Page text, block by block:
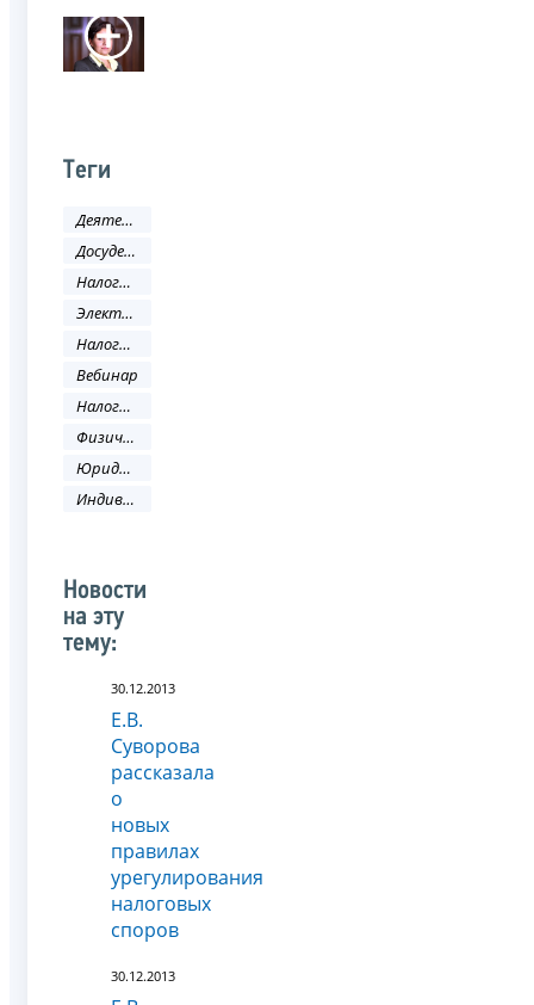
Теги
Деятельность ФНС
Досудебное урегулирование налоговых споров
Налоговое законодательство
Электронные услуги
Налоговый кодекс
Вебинар
Налоговая политика и практика
Физическое лицо
Юридическое лицо
Индивидуальный предприниматель
Новости
на эту
тему:
30.12.2013
Е.В.
Суворова
рассказала
о
новых
правилах
урегулирования
налоговых
споров
30.12.2013